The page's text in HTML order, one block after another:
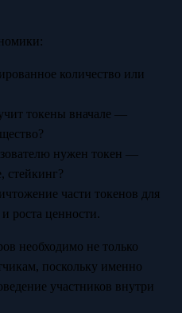
количество или
токены вначале —
нужен токен —
стейкинг?
части токенов для
роста ценности.
необходимо не только
поскольку именно
участников внутри